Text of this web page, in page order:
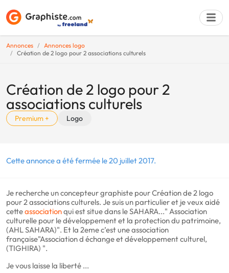
Annonces
Annonces logo
Création de 2 logo pour 2 associations culturels
Création de 2 logo pour 2
associations culturels
Premium + Logo
Cette annonce a été fermée le 20 juillet 2017.
Je recherche un concepteur graphiste pour Création de 2 logo
pour 2 associations culturels. Je suis un particulier et je veux aidé
cetteassociationqui est situe dans le SAHARA..." Association
culturelle pour le développement et la protection du patrimoine,
(AHL SAHARA)". Et la 2eme c’est une association
française"Association d échange et développement culturel,
(TIGHIRA) ".
Je vous laisse la liberté ...